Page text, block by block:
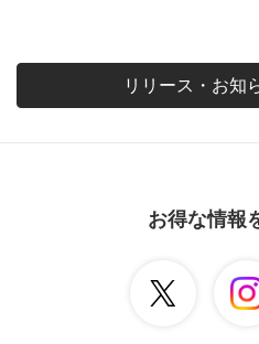
リリース・お知
お得な情報